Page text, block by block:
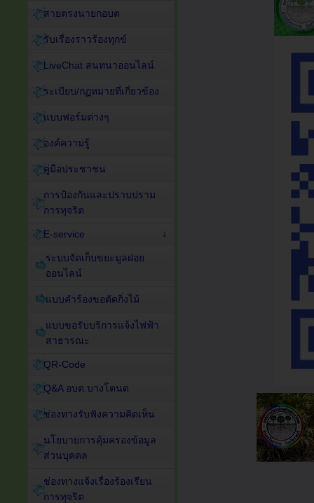
สายตรงนายกอบต
รับเรื่องราวร้องทุกข์
LiveChat สนทนาออนไลน์
ระเบียบ/กฏหมายที่เกี่ยวข้อง
แบบฟอร์มต่างๆ
องค์ความรู้
คู่มือประชาชน
การป้องกันและปราบปราม
การทุจริต
E-service
ระบบจัดเก็บขยะมูลฝอย
ออนไลน์
แบบคำร้องขอตัดกิ่งไม้
แบบขอรับบริการแจ้งไฟฟ้า
สาธารณะ
QR-Code
Q&A อบต.บางโตนด
ช่องทางรับฟังความคิดเห็น
นโยบายการคุ้มครองข้อมูล
ส่วนบุคคล
ช่องทางแจ้งเรื่องร้องเรียน
การทุจริต